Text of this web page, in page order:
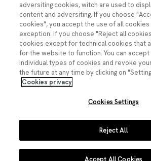
VISIÓN
Una sociedad en la que hay una
entre la ciencia y la innovación, la
personas; en la que la ciencia es
transparente y cooperativa, y en la
conocimiento científico forma parte
decisiones.
Youtube
Linkedin
Facebook
Imagen
Instagram
adversiting cookies, witch are used to
content and adversiting. If you choose
cookies", you accept the use of all
exception. If you choose "Reject all
cookies except for technical cookies that
for the website to function. You can
individual types of cookies and revoke
the future at any time by clicking on
Cookies privacy
Cookies Settings
Reject All
Accept All Cookies